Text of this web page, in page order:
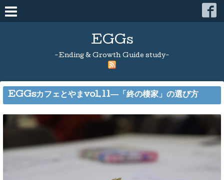
EGGs
-Ending & Growth Guide study-
EGGsカフェとやまvol.11―「終の棲家」の選び方